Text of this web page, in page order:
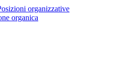
organizzative
organica